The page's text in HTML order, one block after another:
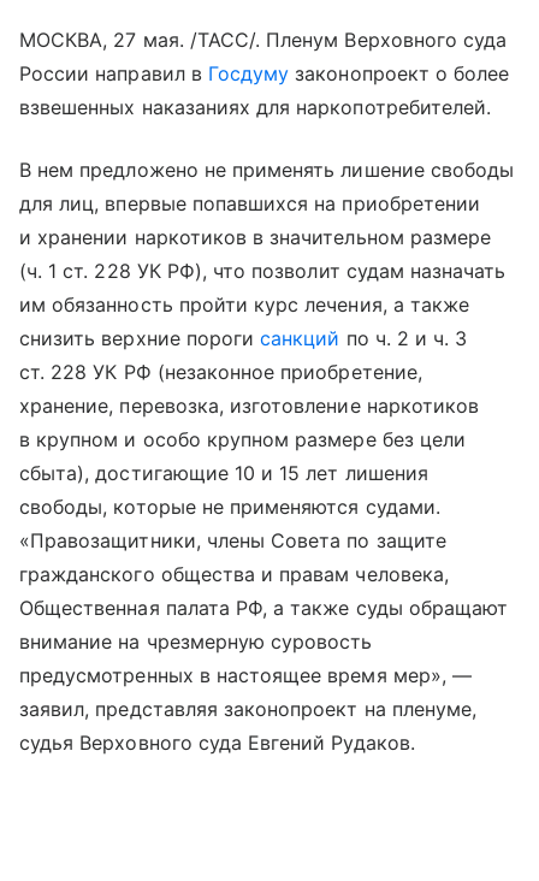
МОСКВА, 27 мая. /ТАСС/. Пленум Верховного суда
России направил в Госдуму законопроект о более
взвешенных наказаниях для наркопотребителей.
В нем предложено не применять лишение свободы
для лиц, впервые попавшихся на приобретении
и хранении наркотиков в значительном размере
(ч. 1 ст. 228 УК РФ), что позволит судам назначать
им обязанность пройти курс лечения, а также
снизить верхние порогисанкций по ч. 2 и ч. 3
ст. 228 УК РФ (незаконное приобретение,
хранение, перевозка, изготовление наркотиков
в крупном и особо крупном размере без цели
сбыта), достигающие 10 и 15 лет лишения
свободы, которые не применяются судами.
«Правозащитники, члены Совета по защите
гражданского общества и правам человека,
Общественная палата РФ, а также суды обращают
внимание на чрезмерную суровость
предусмотренных в настоящее время мер», —
заявил, представляя законопроект на пленуме,
судья Верховного суда Евгений Рудаков.